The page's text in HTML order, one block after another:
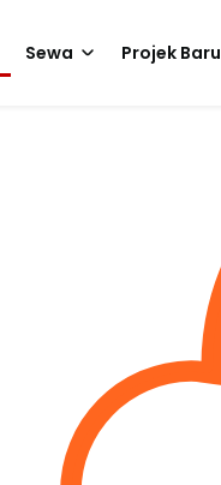
Sewa Projek Baru